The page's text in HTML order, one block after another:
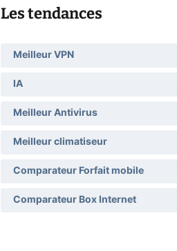
Les tendances
Meilleur VPN
IA
Meilleur Antivirus
Meilleur climatiseur
Comparateur Forfait mobile
Comparateur Box Internet